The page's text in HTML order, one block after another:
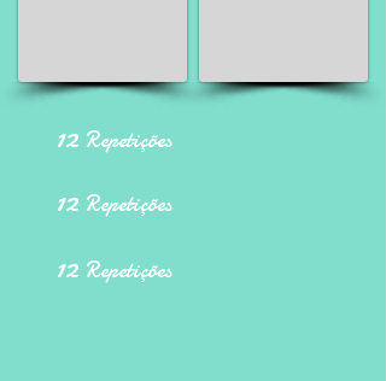
12 Repetições
12 Repetições
12 Repetições